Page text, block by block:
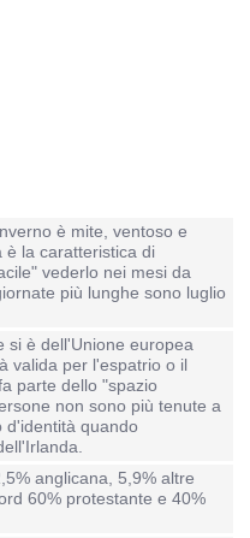
è mite, ventoso e
è la caratteristica di
vederlo nei mesi da
più lunghe sono luglio
si è dell'Unione europea
valida per l'espatrio o il
parte dello "spazio
non sono più tenute a
d'identità quando
anglicana, 5,9% altre
60% protestante e 40%